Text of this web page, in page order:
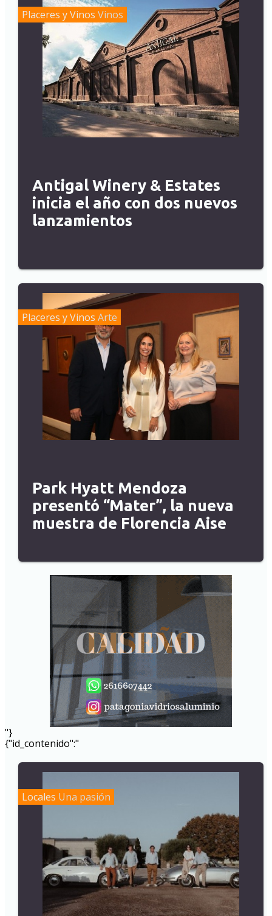
Placeres y Vinos Vinos
Antigal Winery & Estates
inicia el año con dos nuevos
lanzamientos
Placeres y Vinos Arte
Park Hyatt Mendoza
presentó “Mater”, la nueva
muestra de Florencia Aise
"}
{"id_contenido":"
Locales Una pasión